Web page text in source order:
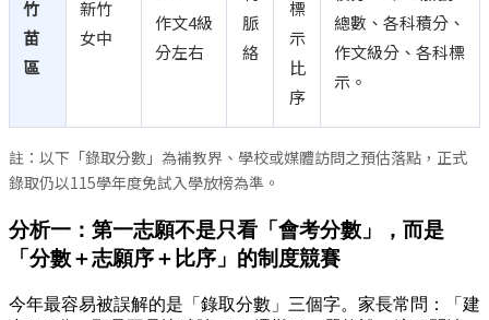
竹
苗
區
新竹
女中
作文4級
分左右
脈
絡
標
示
比
序
總數、各科積分、
作文級分、各科標
示。
註：以下「錄取分數」為補教界、學校或媒體訪問之預估落點，正式
錄取仍以115學年度免試入學放榜為準。
分析一：第一志願不是只看「會考分數」，而是
「分數＋志願序＋比序」的制度競賽
今年最容易被誤解的是「錄取分數」三個字。家長常問：「建